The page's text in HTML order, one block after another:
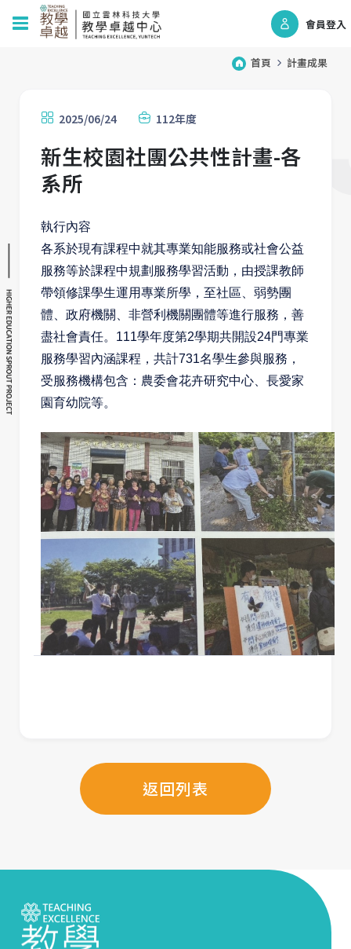
會員登入
首頁 計畫成果
2025/06/24 112年度
新生校園社團公共性計畫-各
系所
執行內容
各系於現有課程中就其專業知能服務或社會公益
服務等於課程中規劃服務學習活動，由授課教師
帶領修課學生運用專業所學，至社區、弱勢團
體、政府機關、非營利機關團體等進行服務，善
盡社會責任。111學年度第2學期共開設24門專業
服務學習內涵課程，共計731名學生參與服務，
受服務機構包含：農委會花卉研究中心、長愛家
園育幼院等。
返回列表